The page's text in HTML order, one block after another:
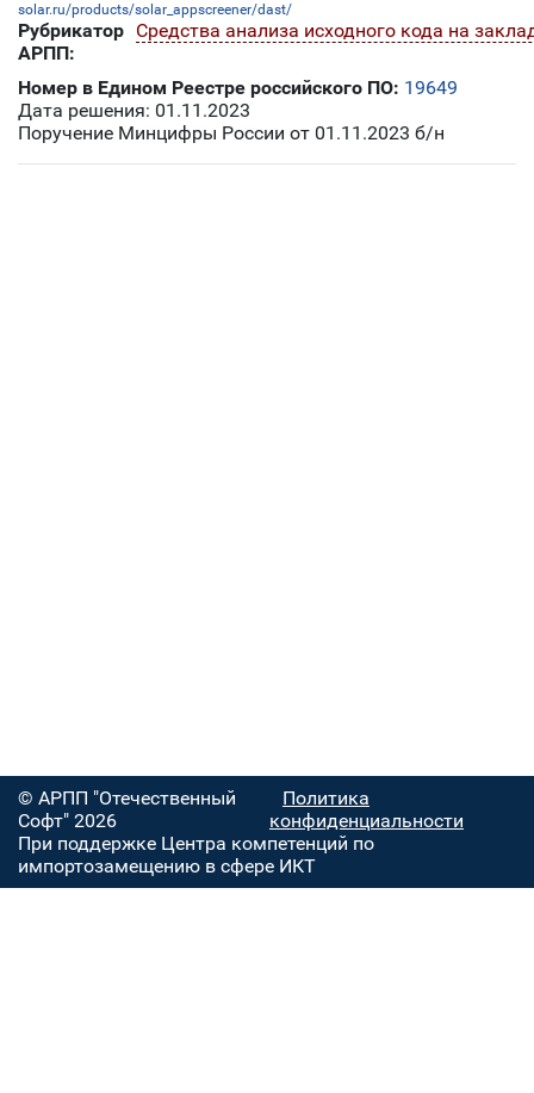
solar.ru/products/solar_appscreener/dast/
Рубрикатор
АРПП:
Средства анализа исходного кода на
Номер в Едином Реестре российского ПО: 19649
Дата решения: 01.11.2023
Поручение Минцифры России от 01.11.2023 б/н
© АРПП "Отечественный
Софт" 2026
Политика
конфиденциальности
При поддержке Центра компетенций по
импортозамещению в сфере ИКТ